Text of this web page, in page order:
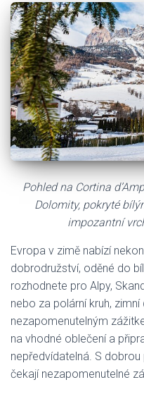
Pohled na Cortina
Dolomity, pokryté
impozantní
Evropa v zimě nabízí
dobrodružství, oděné do
rozhodnete pro Alpy,
nebo za polární kruh,
nezapomenutelným
na vhodné oblečení a
nepředvídatelná. S
čekají nezapomenutelné